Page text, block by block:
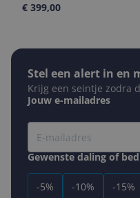
€ 399,00
Stel een alert in en
Krijg een seintje zodra
Jouw e-mailadres
Gewenste daling of
-5% -10% -15%